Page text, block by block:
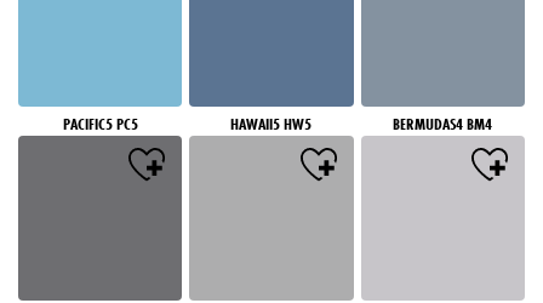
PACIFIC5 PC5 HAWAII5 HW5 BERMUDAS4 BM4